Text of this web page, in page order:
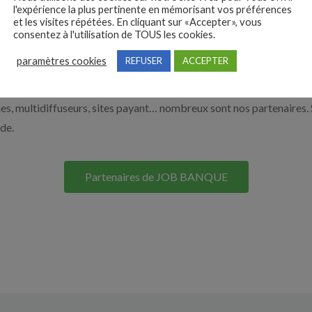
site. Découvrez nos solutions pour vous aider à recruter en
Nos solutions entreprises
multidiffuseurs, sites payant… nombreux sont nos partenaires.
Partenaires de JOB BANQUE
l'expérience la plus pertinente en mémorisant vos préférences
et les visites répétées. En cliquant sur «Accepter», vous
consentez à l'utilisation de TOUS les cookies.
paramètres cookies REFUSER ACCEPTER